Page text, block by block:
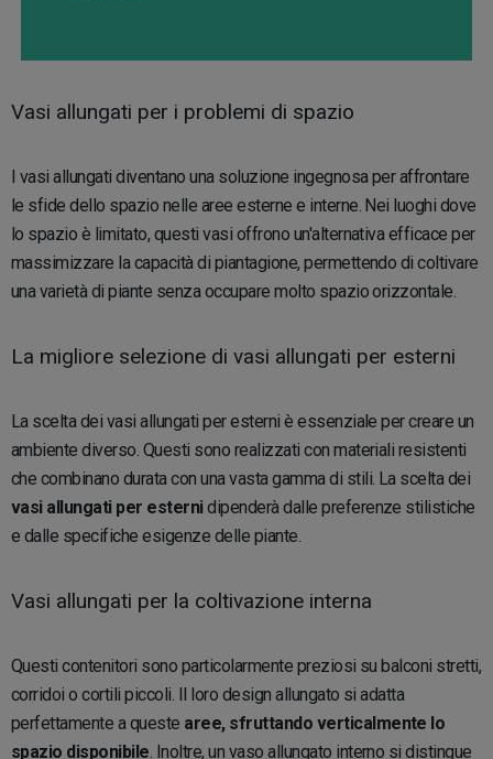
Vasi allungati per i problemi di spazio
I vasi allungati diventano una soluzione ingegnosa per affrontare
le sfide dello spazio nelle aree esterne e interne. Nei luoghi dove
lo spazio è limitato, questi vasi offrono un'alternativa efficace per
massimizzare la capacità di piantagione, permettendo di coltivare
una varietà di piante senza occupare molto spazio orizzontale.
La migliore selezione di vasi allungati per esterni
La scelta dei vasi allungati per esterni è essenziale per creare un
ambiente diverso. Questi sono realizzati con materiali resistenti
che combinano durata con una vasta gamma di stili. La scelta dei
vasi allungati per esternidipenderà dalle preferenze stilistiche
e dalle specifiche esigenze delle piante.
Vasi allungati per la coltivazione interna
Questi contenitori sono particolarmente preziosi su balconi stretti,
corridoi o cortili piccoli. Il loro design allungato si adatta
perfettamente a queste aree, sfruttando verticalmente lo
spazio disponibile. Inoltre, un vaso allungato interno si distingue